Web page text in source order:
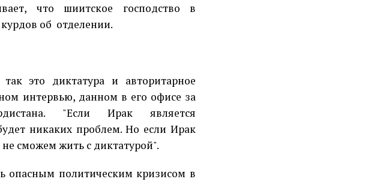
что шиитское господство в
об отделении.
это диктатура и авторитарное
интервью, данном в его офисе за
"Если Ирак является
никаких проблем. Но если Ирак
сможем жить с диктатурой".
опасным политическим кризисом в